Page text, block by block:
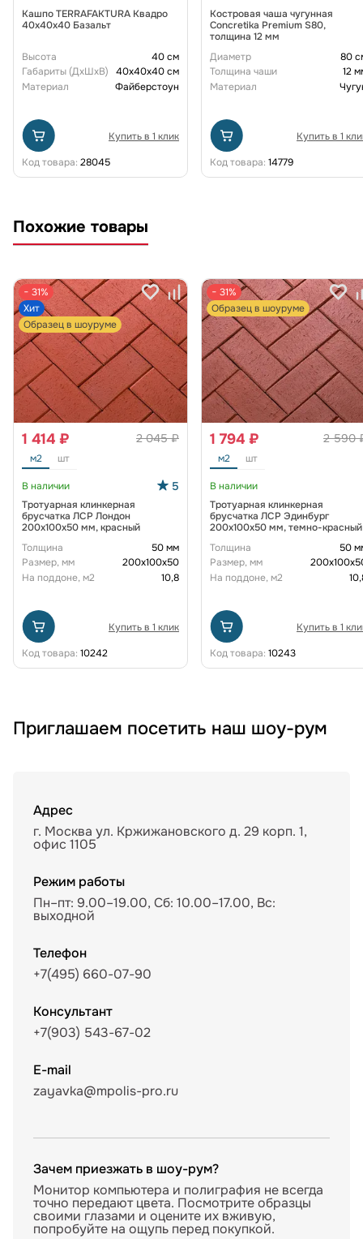
Кашпо TERRAFAKTURA Квадро
40x40x40 Базальт
Высота
40 см
Габариты (ДxШxВ)
40x40x40 см
Материал
Файберстоун
Купить в 1 клик
Код товара: 28045
Костровая чаша чугунная
Concretika Premium S80,
толщина 12 мм
Диаметр
80
Толщина чаши
12
Материал
Купить в 1
Код товара: 14779
Похожие товары
− 31%
Хит
Образец в шоуруме
2 045 ₽
1 414 ₽
м2 шт
В наличии 5
Тротуарная клинкерная
брусчатка ЛСР Лондон
200х100х50 мм, красный
Толщина
50 мм
Размер, мм
200х100х50
На поддоне, м2
10,8
Купить в 1 клик
Код товара: 10242
− 31%
Образец в шоуруме
2 590
1 794 ₽
м2 шт
В наличии
Тротуарная клинкерная
брусчатка ЛСР Эдинбург
200х100х50 мм, темно-красный
Толщина
50
Размер, мм
На поддоне, м2
Купить в 1
Код товара: 10243
Приглашаем посетить наш шоу-рум
Адрес
г. Москва ул. Кржижановского д. 29 корп. 1,
офис 1105
Режим работы
Пн–пт: 9.00–19.00, Сб: 10.00–17.00, Вс:
выходной
Телефон
+7(495) 660-07-90
Консультант
+7(903) 543-67-02
E-mail
zayavka@mpolis-pro.ru
Зачем приезжать в шоу-рум?
Монитор компьютера и полиграфия не всегда
точно передают цвета. Посмотрите образцы
своими глазами и оцените их вживую,
попробуйте на ощупь перед покупкой.